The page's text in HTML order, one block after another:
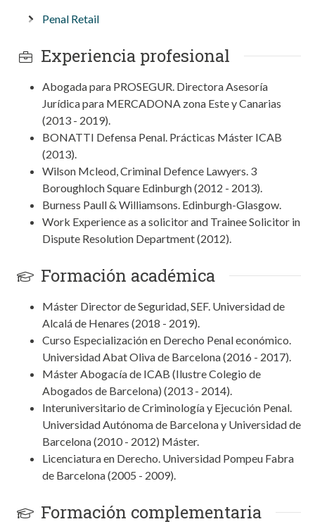
Penal Retail
Experiencia profesional
Abogada para PROSEGUR. Directora Asesoría
Jurídica para MERCADONA zona Este y Canarias
(2013 - 2019).
BONATTI Defensa Penal. Prácticas Máster ICAB
(2013).
Wilson Mcleod, Criminal Defence Lawyers. 3
Boroughloch Square Edinburgh (2012 - 2013).
Burness Paull & Williamsons. Edinburgh-Glasgow.
Work Experience as a solicitor and Trainee Solicitor in
Dispute Resolution Department (2012).
Formación académica
Máster Director de Seguridad, SEF. Universidad de
Alcalá de Henares (2018 - 2019).
Curso Especialización en Derecho Penal económico.
Universidad Abat Oliva de Barcelona (2016 - 2017).
Máster Abogacía de ICAB (Ilustre Colegio de
Abogados de Barcelona) (2013 - 2014).
Interuniversitario de Criminología y Ejecución Penal.
Universidad Autónoma de Barcelona y Universidad de
Barcelona (2010 - 2012) Máster.
Licenciatura en Derecho. Universidad Pompeu Fabra
de Barcelona (2005 - 2009).
Formación complementaria